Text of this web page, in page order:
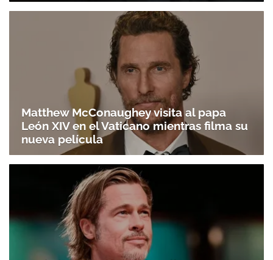
Matthew McConaughey visita al papa
León XIV en el Vaticano mientras filma su
nueva película